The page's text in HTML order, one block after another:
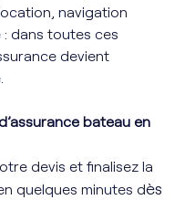
navigation
dans toutes ces
devient
bateau en
devis et finalisez la
quelques minutes dès